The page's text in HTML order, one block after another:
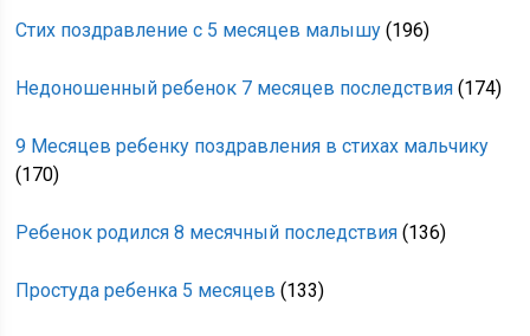
Стих поздравление с 5 месяцев малышу (196)
Недоношенный ребенок 7 месяцев последствия (174)
9 Месяцев ребенку поздравления в стихах мальчику
(170)
Ребенок родился 8 месячный последствия (136)
Простуда ребенка 5 месяцев (133)